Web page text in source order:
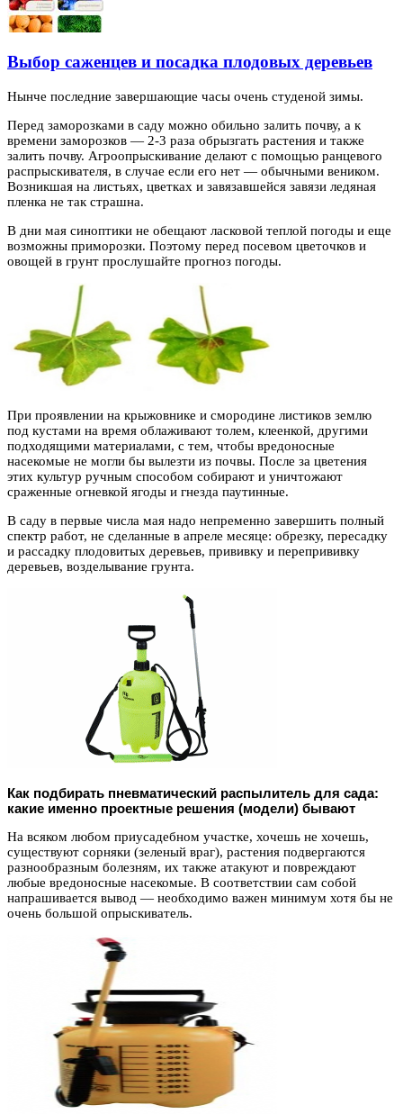
Выбор саженцев и посадка плодовых деревьев
Нынче последние завершающие часы очень студеной зимы.
Перед заморозками в саду можно обильно залить почву, а к
времени заморозков — 2-3 раза обрызгать растения и также
залить почву. Агроопрыскивание делают с помощью ранцевого
распрыскивателя, в случае если его нет — обычными веником.
Возникшая на листьях, цветках и завязавшейся завязи ледяная
пленка не так страшна.
В дни мая синоптики не обещают ласковой теплой погоды и еще
возможны приморозки. Поэтому перед посевом цветочков и
овощей в грунт прослушайте прогноз погоды.
При проявлении на крыжовнике и смородине листиков землю
под кустами на время облаживают толем, клеенкой, другими
подходящими материалами, с тем, чтобы вредоносные
насекомые не могли бы вылезти из почвы. После за цветения
этих культур ручным способом собирают и уничтожают
сраженные огневкой ягоды и гнезда паутинные.
В саду в первые числа мая надо непременно завершить полный
спектр работ, не сделанные в апреле месяце: обрезку, пересадку
и рассадку плодовитых деревьев, прививку и перепрививку
деревьев, возделывание грунта.
Как подбирать пневматический распылитель для сада:
какие именно проектные решения (модели) бывают
На всяком любом приусадебном участке, хочешь не хочешь,
существуют сорняки (зеленый враг), растения подвергаются
разнообразным болезням, их также атакуют и повреждают
любые вредоносные насекомые. В соответствии сам собой
напрашивается вывод — необходимо важен минимум хотя бы не
очень большой опрыскиватель.